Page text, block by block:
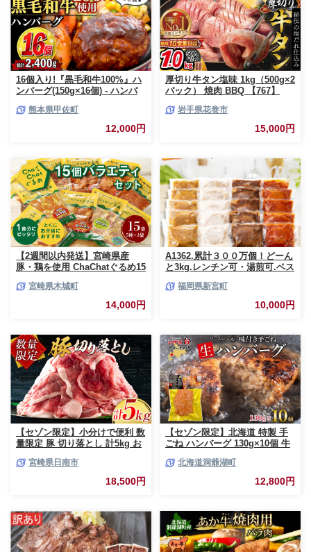
16個入り!『黒毛和牛100%』ハ
ンバーグ(150g×16個) - ハンバ
個包装 小分け 人気 牛肉100%
黒毛和牛 冷凍 国産 おすすめ ラ
ンキング 和牛 お取り寄せ 焼く
産牛 総菜 甲佐町【価格改定】X
熊本県甲佐町
12,000円
厚切り牛タン塩味 1kg（500g×2
パック） 焼肉 BBQ 【767】
岩手県花巻市
15,000円
【2週間以内発送】宮崎県産
豚・鶏を使用 ChaChatぐるめ15
_K16_0040_4
宮崎県木城町
14,000円
A1362.累計３００万個！どーん
と3kg.レンチン可・湯煎可.ベス
【150g×20個】【訳あり】【北
海道・沖縄・離島へ配送不可】
福岡県新宮町
10,000円
【セゾン限定】小分けで便利 数
量限定 豚 切り落とし 計5kg お
空パック 個包装 万能食材 おす
すめ おかず 食品 炒め物 お弁当
豚丼 豚しゃぶ しゃぶしゃぶ 焼
贈答 プレゼント おすそ分け 宮
崎県 日南市 送料無料_CCV2-26
宮崎県日南市
18,500円
【セゾン限定】北海道 特製 手
ごね ハンバーグ 130g×10個 牛
肉屋 手作り 小分け ジューシー
おかず 本格的 簡単 調理 グルメ
お取り寄せ お肉屋 たどころ 送
北海道洞爺湖町
12,800円